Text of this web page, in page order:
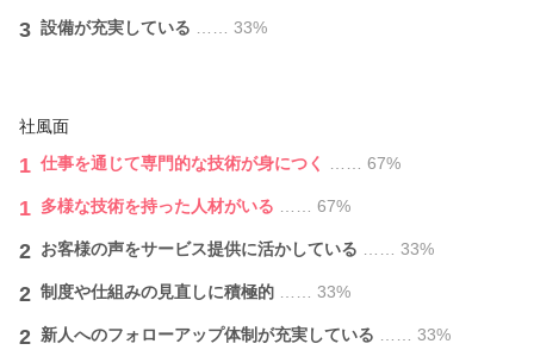
3 設備が充実している …… 33%
社風面
1 仕事を通じて専門的な技術が身につく …… 67%
1 多様な技術を持った人材がいる …… 67%
2 お客様の声をサービス提供に活かしている …… 33%
2 制度や仕組みの見直しに積極的 …… 33%
2 新人へのフォローアップ体制が充実している …… 33%